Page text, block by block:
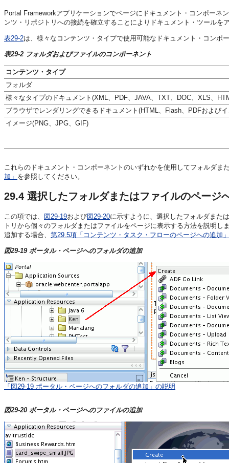
Portal Frameworkアプリケーションでページにドキュメント・コンポーネ
ンツ・リポジトリへの接続を確立することによりドキュメント・ツールを
表29-2は、様々なコンテンツ・タイプで使用可能なドキュメント・コンポ
表29-2 フォルダおよびファイルのコンポーネント
コンテンツ・タイプ
フォルダ
様々なタイプのドキュメント(XML、PDF、JAVA、TXT、DOC、XLS、
ブラウザでレンダリングできるドキュメント(HTML、Flash、PDFおよび
イメージ(PNG、JPG、GIF)
これらのドキュメント・コンポーネントのいずれかを使用してフォルダま
加」 を参照してください。
29.4 選択したフォルダまたはファイルのページ
この項では、 図29-19および図29-20に示すように、選択したフォルダまた
トリから個々のフォルダまたはファイルをページに表示する方法を説明
追加する場合、 第29.5項「コンテンツ・タスク・フローのページへの追加」
図29-19 ポータル・ページへのフォルダの追加
「図29-19 ポータル・ページへのフォルダの追加」の説明
図29-20 ポータル・ページへのファイルの追加